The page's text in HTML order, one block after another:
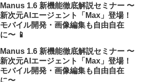
Manus 1.6 新機能徹底解説セミナー 〜
新次元AIエージェント「Max」登場！
モバイル開発・画像編集も自由自在
に〜 📱
Manus 1.6 新機能徹底解説セミナー 〜
新次元AIエージェント「Max」登場！
モバイル開発・画像編集も自由自在
に〜